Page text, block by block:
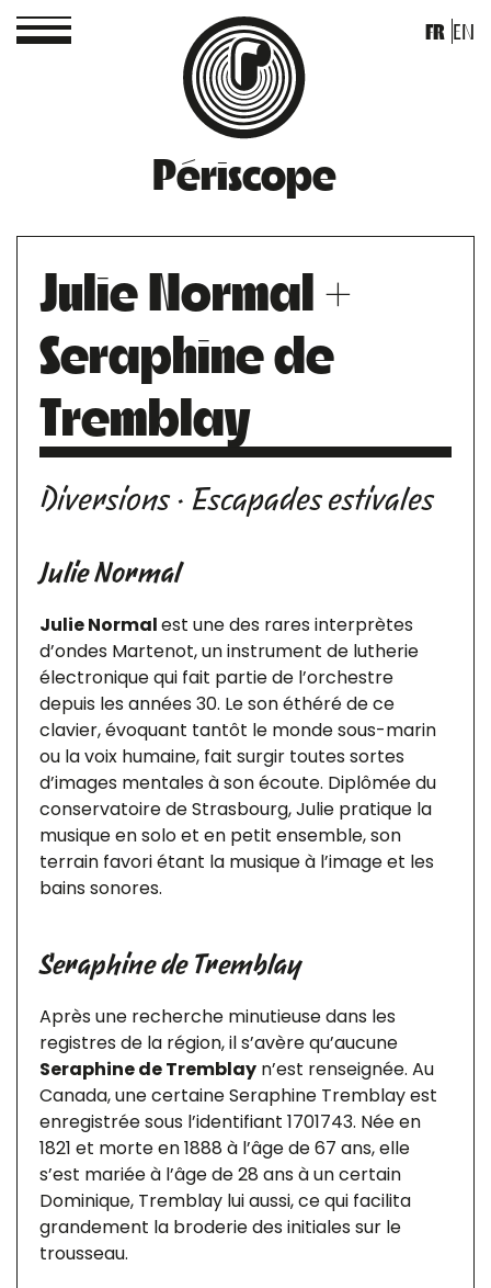
Périscope
FR EN
Julie Normal +
Seraphine de
Tremblay
Diversions · Escapades estivales
Julie Normal
Julie Normalest une des rares interprètes
d’ondes Martenot, un instrument de lutherie
électronique qui fait partie de l’orchestre
depuis les années 30. Le son éthéré de ce
clavier, évoquant tantôt le monde sous-marin
ou la voix humaine, fait surgir toutes sortes
d’images mentales à son écoute. Diplômée du
conservatoire de Strasbourg, Julie pratique la
musique en solo et en petit ensemble, son
terrain favori étant la musique à l’image et les
bains sonores.
Seraphine de Tremblay
Après une recherche minutieuse dans les
registres de la région, il s’avère qu’aucune
Seraphine de Tremblay n’est renseignée. Au
Canada, une certaine Seraphine Tremblay est
enregistrée sous l’identifiant 1701743. Née en
1821 et morte en 1888 à l’âge de 67 ans, elle
s’est mariée à l’âge de 28 ans à un certain
Dominique, Tremblay lui aussi, ce qui facilita
grandement la broderie des initiales sur le
trousseau.